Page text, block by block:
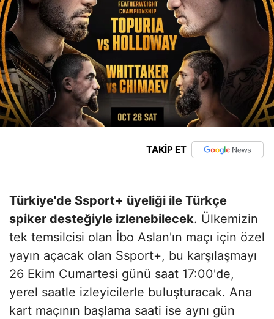
TAKİP ET
Türkiye'de Ssport+ üyeliği ile Türkçe
spiker desteğiyle izlenebilecek. Ülkemizin
tek temsilcisi olan İbo Aslan'ın maçı için özel
yayın açacak olan Ssport+, bu karşılaşmayı
26 Ekim Cumartesi günü saat 17:00'de,
yerel saatle izleyicilerle buluşturacak. Ana
kart maçının başlama saati ise aynı gün